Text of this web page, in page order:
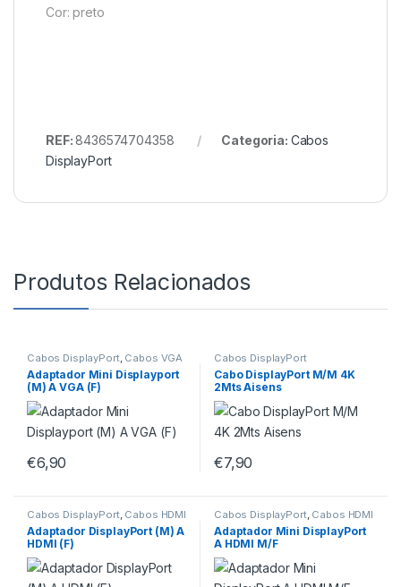
Cor: preto
REF:8436574704358 Categoria: Cabos
DisplayPort
Produtos Relacionados
Cabos DisplayPort, Cabos VGA
Adaptador Mini Displayport
(M) A VGA (F)
€6,90
Cabos DisplayPort
Cabo DisplayPort M/M 4K
2Mts Aisens
€7,90
Cabos DisplayPort, Cabos HDMI
Adaptador DisplayPort (M) A
HDMI (F)
Cabos DisplayPort, Cabos HDMI
Adaptador Mini DisplayPort
A HDMI M/F